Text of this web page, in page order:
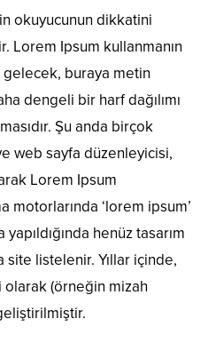
okuyucunun dikkatini
Lorem Ipsum kullanmanın
gelecek, buraya metin
dengeli bir harf dağılımı
Şu anda birçok
web sayfa düzenleyicisi,
Lorem Ipsum
motorlarında ‘lorem ipsum’
henüz tasarım
site listelenir. Yıllar içinde,
(örneğin mizah